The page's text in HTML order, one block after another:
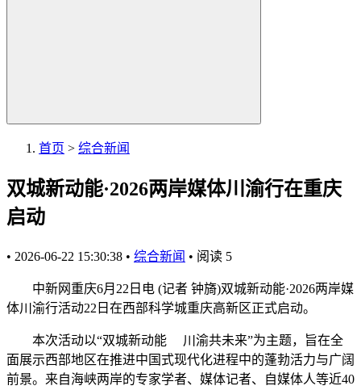
首页 > 综合新闻
双城新动能·2026两岸媒体川渝行在重庆
启动
• 2026-06-22 15:30:38 • 综合新闻 • 阅读 5
中新网重庆6月22日电 (记者 钟旖)双城新动能·2026两岸媒
体川渝行活动22日在西部科学城重庆高新区正式启动。
本次活动以“双城新动能 川渝共未来”为主题，旨在全
面展示西部地区在推进中国式现代化进程中的蓬勃活力与广阔
前景。来自海峡两岸的专家学者、媒体记者、自媒体人等近40